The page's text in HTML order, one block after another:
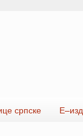
српске